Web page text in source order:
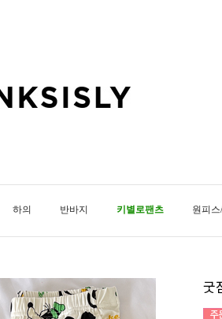
하의 반바지 키별로팬츠 원피
굿